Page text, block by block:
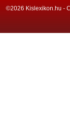
©2026 Kislexikon.hu -